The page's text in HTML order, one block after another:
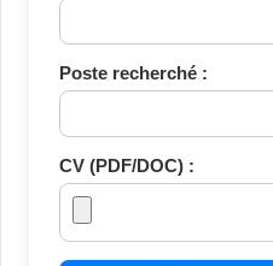
Poste recherché :
CV (PDF/DOC) :